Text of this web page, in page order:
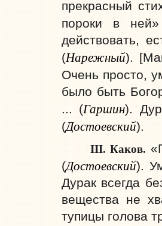
прекрасный
пороки в
действовать,
(Нарежный).
Очень просто,
было быть
... (Гаршин).
(Достоевский).
III. Каков.
(Достоевский).
Дурак всегда
вещества не
тупицы голова